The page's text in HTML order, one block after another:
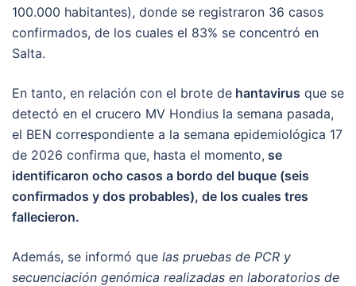
100.000 habitantes), donde se registraron 36 casos
confirmados, de los cuales el 83% se concentró en
Salta.
En tanto, en relación con el brote de hantavirus que se
detectó en el crucero MV Hondius la semana pasada,
el BEN correspondiente a la semana epidemiológica 17
de 2026 confirma que, hasta el momento, se
identificaron ocho casos a bordo del buque (seis
confirmados y dos probables), de los cuales tres
fallecieron.
Además, se informó que las pruebas de PCR y
secuenciación genómica realizadas en laboratorios de